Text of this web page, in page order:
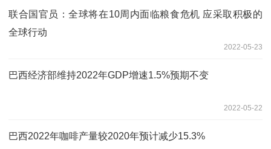
联合国官员：全球将在10周内面临粮食危机 应采取积极的
全球行动
2022-05-23
巴西经济部维持2022年GDP增速1.5%预期不变
2022-05-22
巴西2022年咖啡产量较2020年预计减少15.3%